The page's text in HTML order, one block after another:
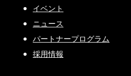
イベント
ニュース
パートナープログラム
採用情報